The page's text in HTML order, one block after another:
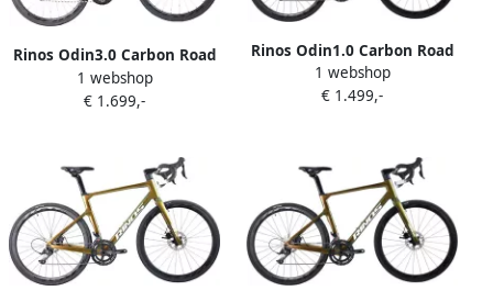
Rinos Odin3.0 Carbon Road
RaceFiets met SHI O 105 ST-
R7000 22 versnellingen en
Goud Groent 58 -- 2023
1 webshop
€ 1.699,-
Rinos Odin1.0 Carbon Road
RaceFiets met Shi o SORA 18
versnellingen en schijfrem
1 webshop
€ 1.499,-